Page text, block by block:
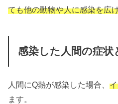
ても他の動物や人に感染を広
感染した人間の症状
人間にQ熱が感染した場合、
ます。